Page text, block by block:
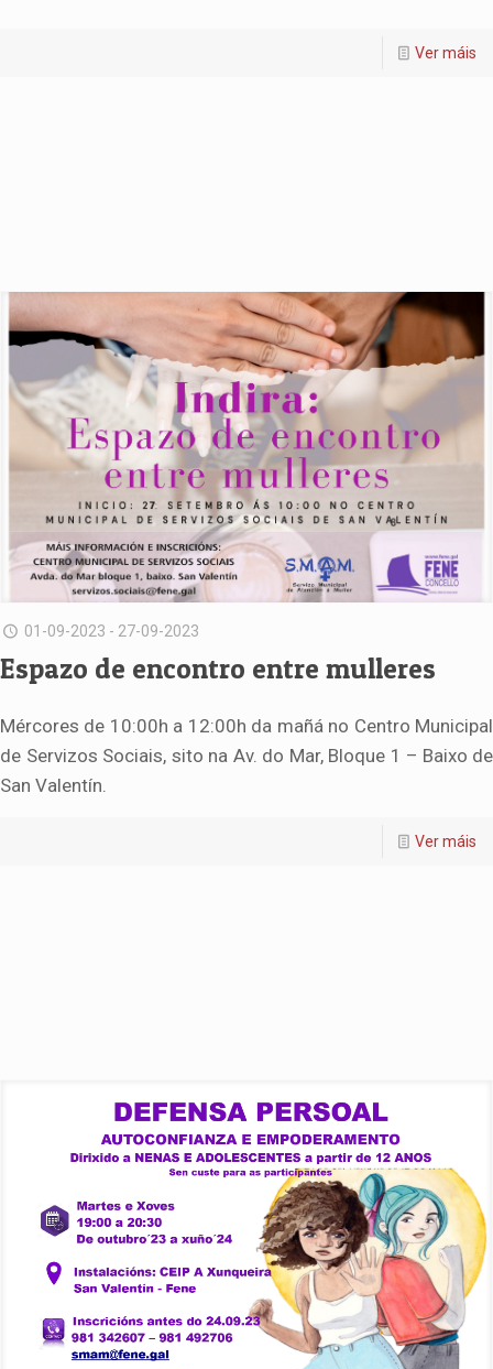
Ver máis
01-09-2023 - 27-09-2023
Espazo de encontro entre mulleres
Mércores de 10:00h a 12:00h da mañá no Centro Municipal
de Servizos Sociais, sito na Av. do Mar, Bloque 1 – Baixo de
San Valentín.
Ver máis